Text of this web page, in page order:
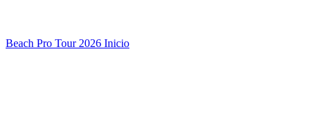
Beach Pro Tour 2026 Inicio